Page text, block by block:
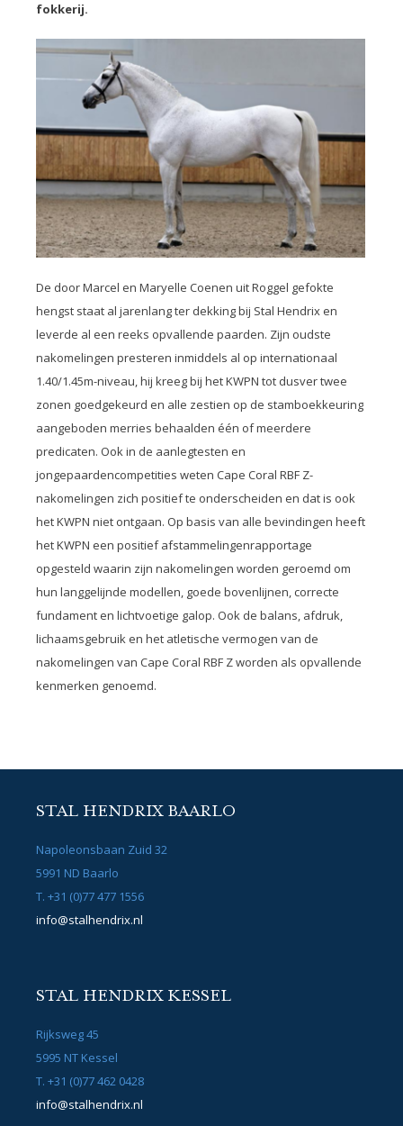
fokkerij.
De door Marcel en Maryelle Coenen uit Roggel gefokte
hengst staat al jarenlang ter dekking bij Stal Hendrix en
leverde al een reeks opvallende paarden. Zijn oudste
nakomelingen presteren inmiddels al op internationaal
1.40/1.45m-niveau, hij kreeg bij het KWPN tot dusver twee
zonen goedgekeurd en alle zestien op de stamboekkeuring
aangeboden merries behaalden één of meerdere
predicaten. Ook in de aanlegtesten en
jongepaardencompetities weten Cape Coral RBF Z-
nakomelingen zich positief te onderscheiden en dat is ook
het KWPN niet ontgaan. Op basis van alle bevindingen heeft
het KWPN een positief afstammelingenrapportage
opgesteld waarin zijn nakomelingen worden geroemd om
hun langgelijnde modellen, goede bovenlijnen, correcte
fundament en lichtvoetige galop. Ook de balans, afdruk,
lichaamsgebruik en het atletische vermogen van de
nakomelingen van Cape Coral RBF Z worden als opvallende
kenmerken genoemd.
STAL HENDRIX BAARLO
Napoleonsbaan Zuid 32
5991 ND Baarlo
T. +31 (0)77 477 1556
info@stalhendrix.nl
STAL HENDRIX KESSEL
Rijksweg 45
5995 NT Kessel
T. +31 (0)77 462 0428
info@stalhendrix.nl